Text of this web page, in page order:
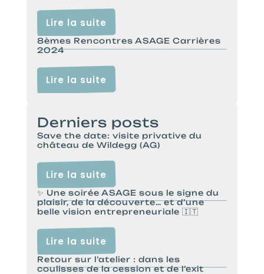
Lire la suite
8èmes Rencontres ASAGE Carrières
2024
Lire la suite
Derniers posts
Save the date: visite privative du
château de Wildegg (AG)
Lire la suite
✨ Une soirée ASAGE sous le signe du
plaisir, de la découverte… et d’une
belle vision entrepreneuriale 🇮🇹
Lire la suite
Retour sur l’atelier : dans les
coulisses de la cession et de l’exit